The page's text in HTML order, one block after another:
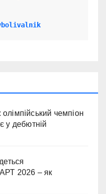
чемпіон
у дебютній
2026 – як